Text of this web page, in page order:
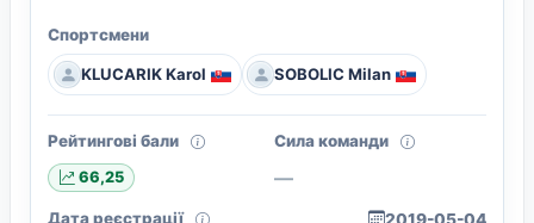
Спортсмени
KLUCARIK Karol SOBOLIC Milan
Рейтингові бали
66,25
Сила команди
—
Дата реєстрації 2019-05-04